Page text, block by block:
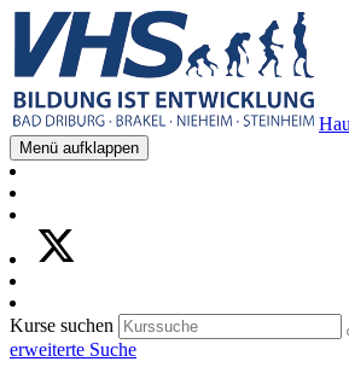
Menü aufklappen
Kurse suchen
erweiterte Suche